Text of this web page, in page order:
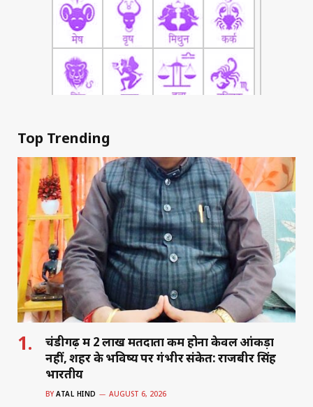
Top Trending
चंडीगढ़ में 2 लाख मतदाता कम होना केवल आंकड़ा
नहीं, शहर के भविष्य पर गंभीर संकेत: राजबीर सिंह
भारतीय
BY ATAL HIND AUGUST 6, 2026